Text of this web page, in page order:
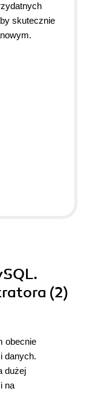
skutecznie
(2)
obecnie
danych.
dużej
na